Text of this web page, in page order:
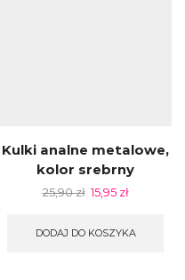
Kulki analne metalowe,
kolor srebrny
25,90zł 15,95 zł
DODAJ DO KOSZYKA